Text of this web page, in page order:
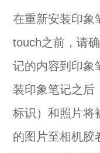
在重新安装印象
touch之前，请
记的内容到印象
装印象笔记之后
标识）和照片将
的图片至相机胶